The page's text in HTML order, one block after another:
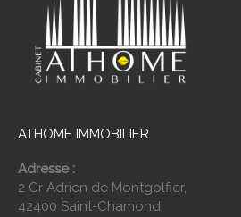
ATHOME IMMOBILIER
Adresse :
2 Cr Adrien de Montgolfier,
42400 Saint-Chamond